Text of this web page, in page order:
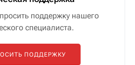
поддержку нашего
специалиста.
ПОДДЕРЖКУ